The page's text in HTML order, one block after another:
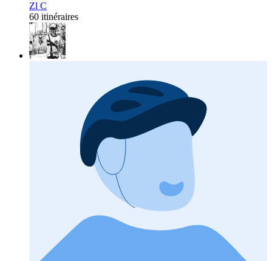
Zl C
60 itinéraires